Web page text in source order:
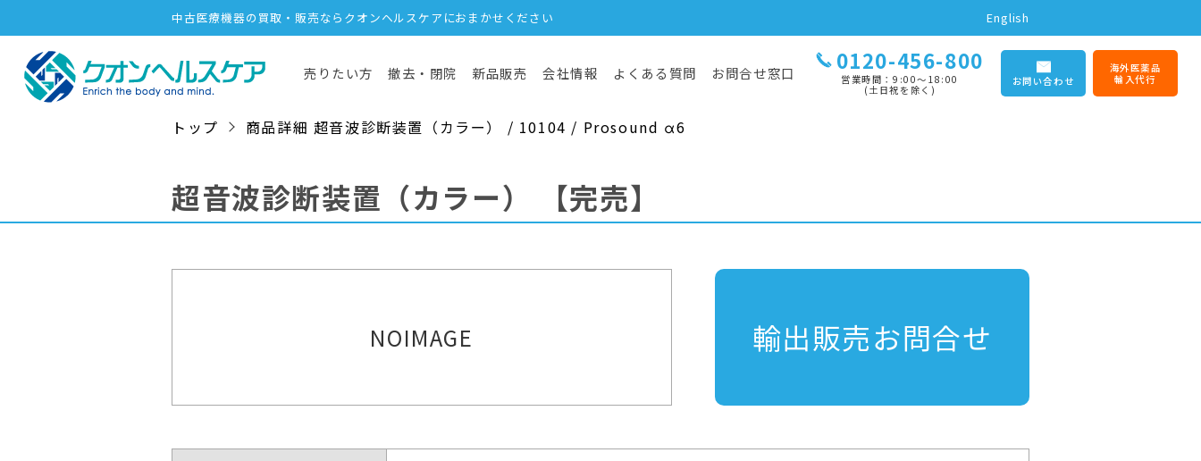
中古医療機器の買取・販売ならクオンヘルスケアにおまかせください English
売りたい方 撤去・閉院 新品販売 会社情報 よくある質問 お問合せ窓口 0120-456-800
営業時間：9:00〜18:00
(土日祝を除く)
お問い合わせ
海外医薬品
輸入代行
トップ 商品詳細 超音波診断装置（カラー） / 10104 / Prosound α6
超音波診断装置（カラー） 【完売】
NOIMAGE 輸出販売お問合せ